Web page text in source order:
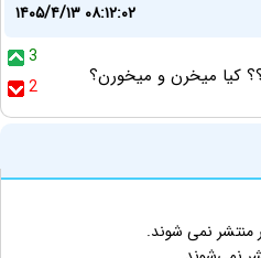
۱۴۰۵/۴/۱۳ ۰۸:۱۲:۰۲
3
2
کیا میخرن و میخورن؟
منتشر نمی شوند.